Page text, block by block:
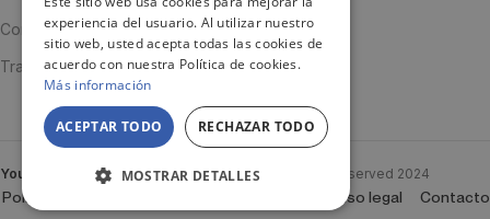
Contacto
Trabaja con nosotros
YouTooProjectCreated ByYouTooProject All rights reserved 2024
Política de Cookies Aviso legal Contacto
JA
experiencia del usuario. Al utilizar nuestro
sitio web, usted acepta todas las cookies de
acuerdo con nuestra Política de cookies.
Más información
ACEPTAR TODO RECHAZAR TODO
MOSTRAR DETALLES